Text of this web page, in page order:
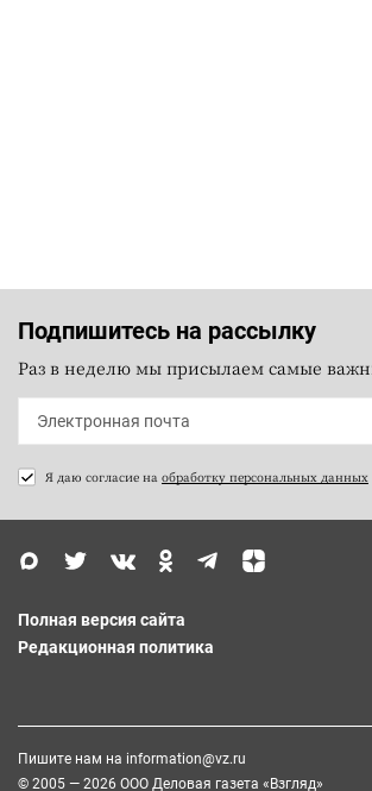
Подпишитесь на рассылку
Раз в неделю мы присылаем самые
Я даю согласие на обработку персональных данных
Полная версия сайта
Редакционная политика
Пишите нам на information@vz.ru
© 2005 — 2026 ООО Деловая газета «Взгляд»